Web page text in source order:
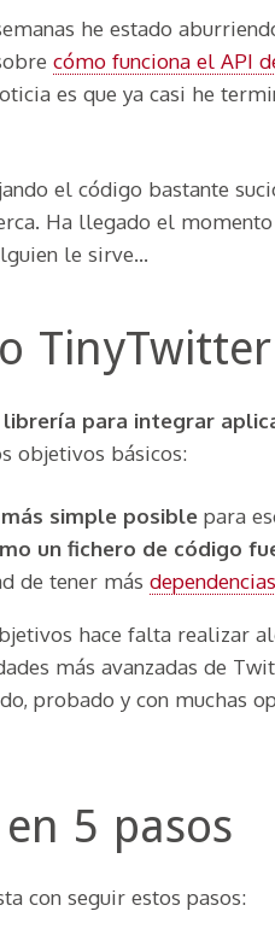
he estado
cómo funciona el API
es que ya casi he
el código bastante
Ha llegado el
le sirve…
TinyTwitter
para integrar
objetivos básicos:
simple posible para
un fichero de código
de tener más
hace falta realizar
más avanzadas de
probado y con muchas
5 pasos
con seguir estos pasos: